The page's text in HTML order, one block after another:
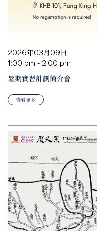
2026年03月09日
1:00 pm - 2:00 pm
暑期實習計劃簡介會
查看更多